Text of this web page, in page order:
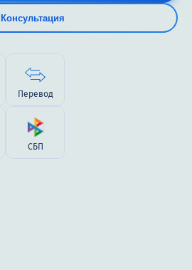
Консультация
Перевод
СБП